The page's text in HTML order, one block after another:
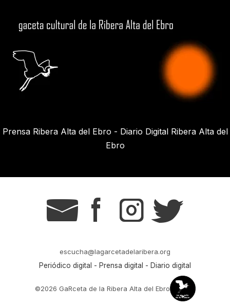
Prensa Ribera Alta del Ebro - Diario Digital Ribera Alta del
Ebro
g s t r
escucha@lagarcetadelaribera.org
Periódico digital - Prensa digital - Diario digital
©2026 GaRceta de la Ribera Alta del Ebro